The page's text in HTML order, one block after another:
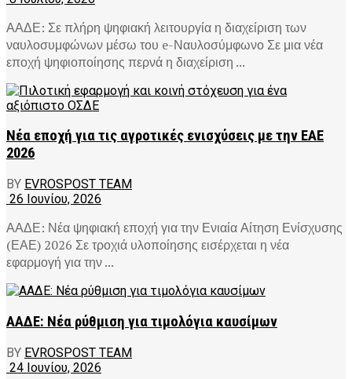
ΑΑΔΕ: Σε πλήρη ψηφιακή λειτουργία η διαχείριση των
ναυλοσυμφώνων μέσω του e-Ναυλοσύμφωνο Σε μια νέα
εποχή ψηφιοποίησης περνά η διαχείριση ...
Νέα εποχή για τις αγροτικές ενισχύσεις με την ΕΑΕ
2026
BY EVROSPOST TEAM
26 Ιουνίου, 2026
ΑΑΔΕ: Νέα ψηφιακή εποχή για την Ενιαία Αίτηση Ενίσχυσης
(ΕΑΕ) 2026 Σε τροχιά υλοποίησης εισέρχεται η νέα
εφαρμογή για την ...
ΑΑΔΕ: Νέα ρύθμιση για τιμολόγια καυσίμων
BY EVROSPOST TEAM
24 Ιουνίου, 2026